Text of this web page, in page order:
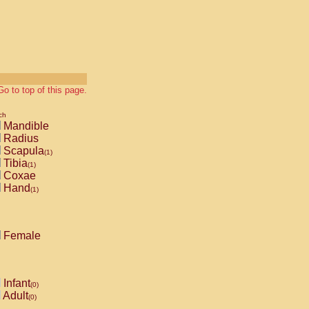
to top of this page.
Mandible
Radius
Scapula(1)
Tibia(1)
Coxae
Hand(1)
Female
Infant(0)
Adult(0)